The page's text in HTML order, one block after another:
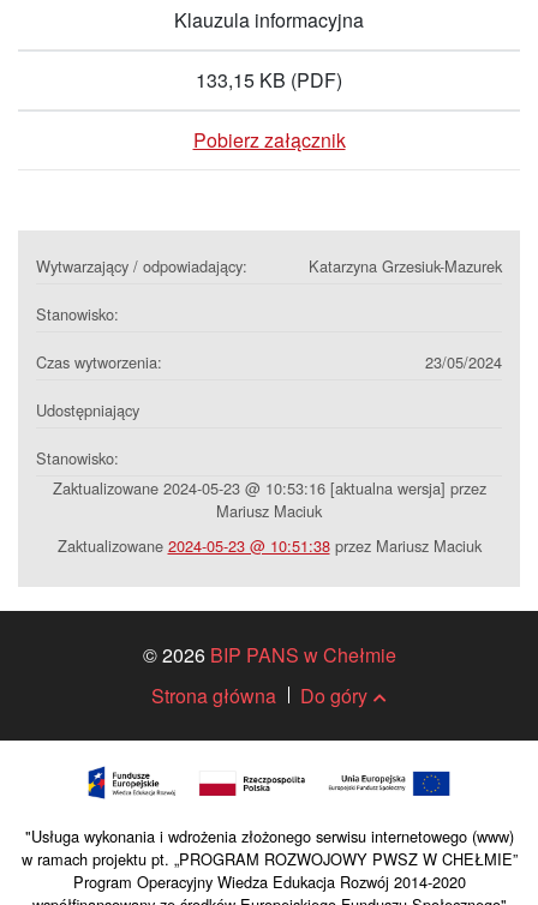
Klauzula informacyjna
133,15 KB (PDF)
Pobierz załącznik
Wytwarzający / odpowiadający: Katarzyna Grzesiuk-Mazurek
Stanowisko:
Czas wytworzenia: 23/05/2024
Udostępniający
Stanowisko:
Zaktualizowane 2024-05-23 @ 10:53:16 [aktualna wersja] przez
Mariusz Maciuk
Zaktualizowane 2024-05-23 @ 10:51:38przez Mariusz Maciuk
© 2026 BIP PANS w Chełmie
Strona główna
Do góry
"Usługa wykonania i wdrożenia złożonego serwisu internetowego (www)
w ramach projektu pt. „PROGRAM ROZWOJOWY PWSZ W CHEŁMIE”
Program Operacyjny Wiedza Edukacja Rozwój 2014-2020